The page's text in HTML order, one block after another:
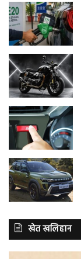
खेत खलिहान